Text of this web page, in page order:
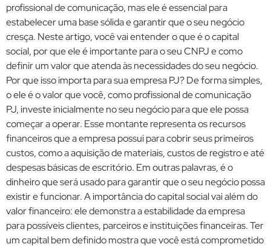
profissional de comunicação, mas ele é essencial para
estabelecer uma base sólida e garantir que o seu negócio
cresça. Neste artigo, você vai entender o que é o capital
social, por que ele é importante para o seu CNPJ e como
definir um valor que atenda às necessidades do seu negócio.
Por que isso importa para sua empresa PJ? De forma simples,
o ele é o valor que você, como profissional de comunicação
PJ, investe inicialmente no seu negócio para que ele possa
começar a operar. Esse montante representa os recursos
financeiros que a empresa possui para cobrir seus primeiros
custos, como a aquisição de materiais, custos de registro e até
despesas básicas de escritório. Em outras palavras, é o
dinheiro que será usado para garantir que o seu negócio possa
existir e funcionar. A importância do capital social vai além do
valor financeiro: ele demonstra a estabilidade da empresa
para possíveis clientes, parceiros e instituições financeiras. Ter
um capital bem definido mostra que você está comprometido